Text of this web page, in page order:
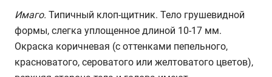
Имаго. Типичный клоп-щитник. Тело грушевидной
формы, слегка уплощенное длиной 10-17 мм.
Окраска коричневая (с оттенками пепельного,
красноватого, сероватого или желтоватого цветов),